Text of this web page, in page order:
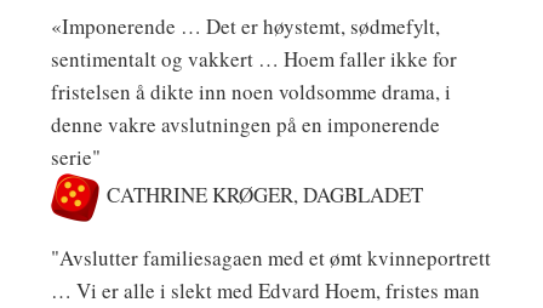
«Imponerende … Det er høystemt, sødmefylt,
sentimentalt og vakkert … Hoem faller ikke for
fristelsen å dikte inn noen voldsomme drama, i
denne vakre avslutningen på en imponerende
serie"
CATHRINE KRØGER, DAGBLADET
"Avslutter familiesagaen med et ømt kvinneportrett
… Vi er alle i slekt med Edvard Hoem, fristes man